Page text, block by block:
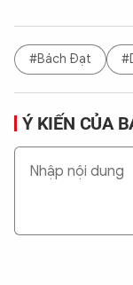
#Bách Đạt
Ý KIẾN CỦA